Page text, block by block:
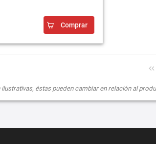
Comprar
éstas pueden cambiar en relación al